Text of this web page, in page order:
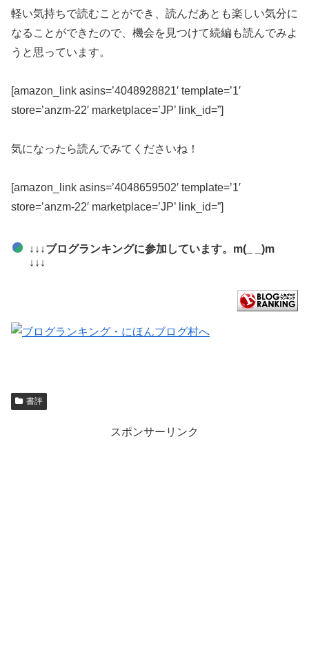
軽い気持ちで読むことができ、読んだあとも楽しい気分に
なることができたので、機会を見つけて続編も読んでみよ
うと思っています。
[amazon_link asins=’4048928821′ template=’1′
store=’anzm-22′ marketplace=’JP’ link_id=”]
気になったら読んでみてくださいね！
[amazon_link asins=’4048659502′ template=’1′
store=’anzm-22′ marketplace=’JP’ link_id=”]
↓↓↓ブログランキングに参加しています。m(_ _)m
↓↓↓
書評
スポンサーリンク